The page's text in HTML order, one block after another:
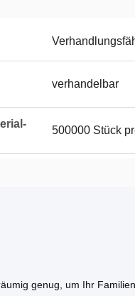
verhandelbar
500000 Stück
genug, um Ihr